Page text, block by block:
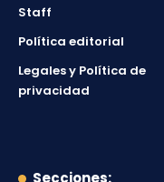
Staff
Política editorial
Legales y Política de
privacidad
Secciones: